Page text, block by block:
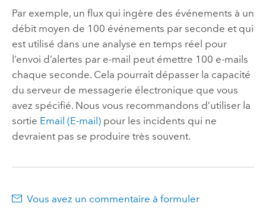
Par exemple, un flux qui ingère des événements à un
débit moyen de 100 événements par seconde et qui
est utilisé dans une analyse en temps réel pour
l’envoi d’alertes par e-mail peut émettre 100 e-mails
chaque seconde. Cela pourrait dépasser la capacité
du serveur de messagerie électronique que vous
avez spécifié. Nous vous recommandons d’utiliser la
sortie Email (E-mail)pour les incidents qui ne
devraient pas se produire très souvent.
Vous avez un commentaire à formuler